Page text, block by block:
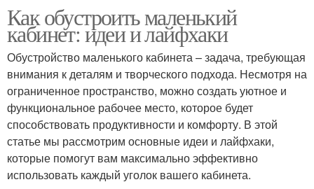
Как обустроить маленький
кабинет: идеи и лайфхаки
Обустройство маленького кабинета – задача, требующая
внимания к деталям и творческого подхода. Несмотря на
ограниченное пространство, можно создать уютное и
функциональное рабочее место, которое будет
способствовать продуктивности и комфорту. В этой
статье мы рассмотрим основные идеи и лайфхаки,
которые помогут вам максимально эффективно
использовать каждый уголок вашего кабинета.